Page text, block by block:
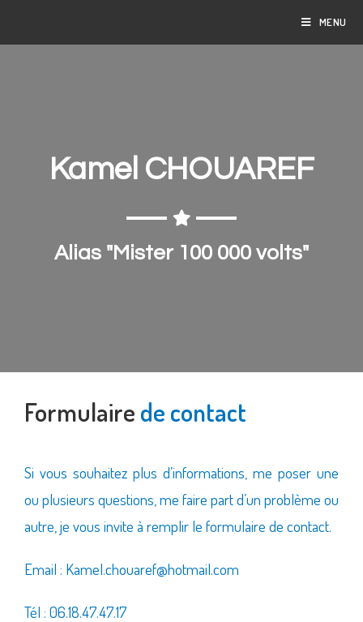
MENU
Kamel CHOUAREF
Alias "Mister 100 000 volts"
Formulaire de contact
Si vous souhaitez plus d’informations, me poser une
ou plusieurs questions, me faire part d’un problème ou
autre, je vous invite à remplir le formulaire de contact.
Email : Kamel.chouaref@hotmail.com
Tél : 06.18.47.47.17